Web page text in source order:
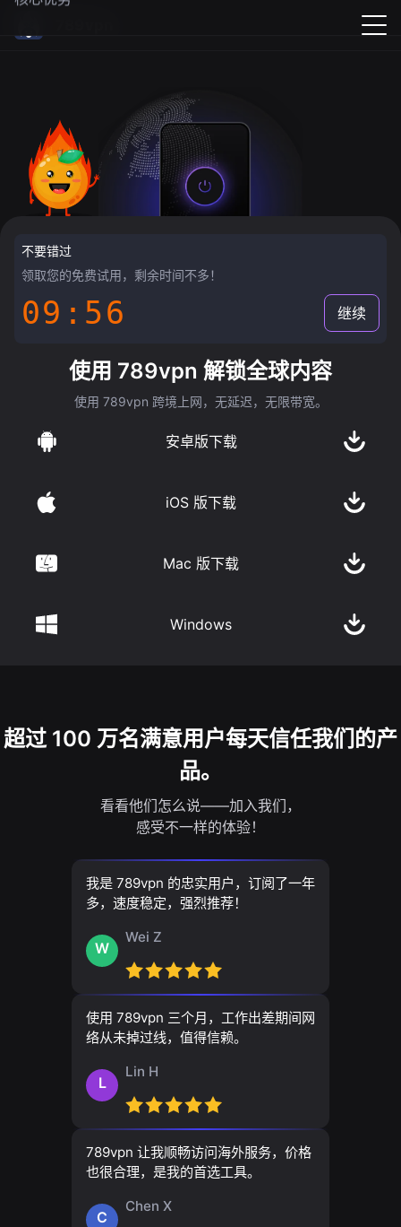
不要错过
领取您的免费试用，剩余时间不多！
09:55 继续
使用 789vpn 解锁全球内容
使用 789vpn 跨境上网，无延迟，无限带宽。
安卓版下载
iOS 版下载
Mac 版下载
Windows
超过 100 万名满意用户每天信任我们的产
品。
看看他们怎么说——加入我们，
感受不一样的体验！
我是 789vpn 的忠实用户，订阅了一年
多，速度稳定，强烈推荐！
W
Wei Z
使用 789vpn 三个月，工作出差期间网
络从未掉过线，值得信赖。
L
Lin H
789vpn 让我顺畅访问海外服务，价格
也很合理，是我的首选工具。
C
Chen X